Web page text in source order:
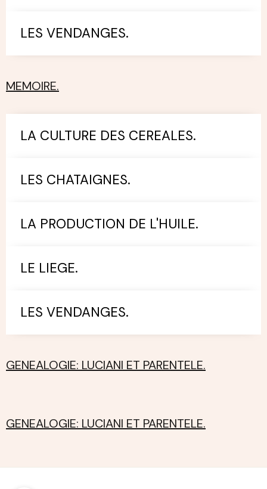
LES VENDANGES.
MEMOIRE.
LA CULTURE DES CEREALES.
LES CHATAIGNES.
LA PRODUCTION DE L'HUILE.
LE LIEGE.
LES VENDANGES.
GENEALOGIE: LUCIANI ET PARENTELE.
GENEALOGIE: LUCIANI ET PARENTELE.